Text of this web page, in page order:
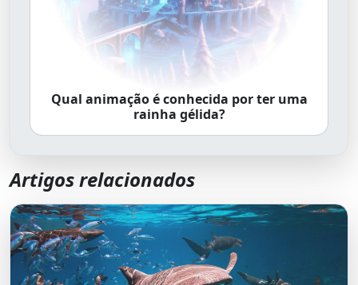
Qual animação é conhecida por ter uma
rainha gélida?
Artigos relacionados